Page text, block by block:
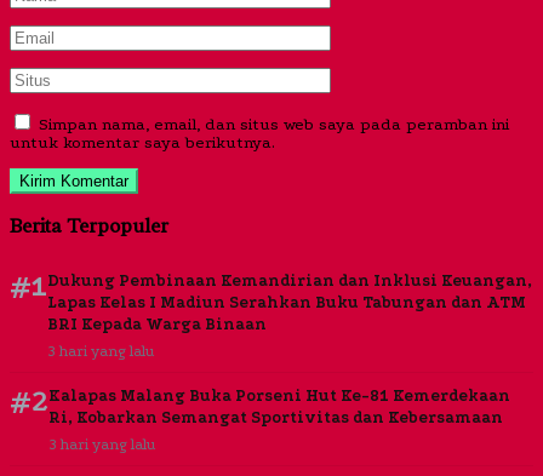
Simpan nama, email, dan situs web saya pada peramban ini
untuk komentar saya berikutnya.
Berita Terpopuler
#1Dukung Pembinaan Kemandirian dan Inklusi Keuangan,
Lapas Kelas I Madiun Serahkan Buku Tabungan dan ATM
BRI Kepada Warga Binaan
3 hari yang lalu
#2Kalapas Malang Buka Porseni Hut Ke-81 Kemerdekaan
Ri, Kobarkan Semangat Sportivitas dan Kebersamaan
3 hari yang lalu